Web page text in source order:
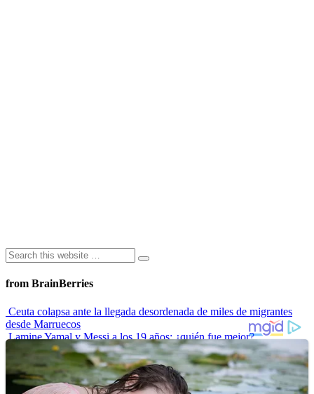
from BrainBerries
Ceuta colapsa ante la llegada desordenada de miles de migrantes
desde Marruecos
Lamine Yamal y Messi a los 19 años: ¿quién fue mejor?
“Envidiosa”, la serie argentina que muestra a una mujer real
Las 10 influencers latinas plus size que inspiran a sus seguidoras
La princesa Leonor finaliza su formación militar y se prepara para
liderar